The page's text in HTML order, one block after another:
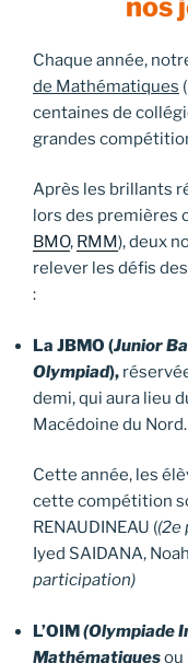
Chaque année,
de Mathématiques
centaines de
grandes
Après les brillants
lors des premières
BMO, RMM), deux
relever les défis
:
La JBMO (Junior
Olympiad),
demi, qui aura lieu
Macédoine du Nord.
Cette année, les
cette compétition
RENAUDINEAU ((2e
Iyed SAIDANA,
participation)
L’OIM(Olympiade
Mathématiquesou